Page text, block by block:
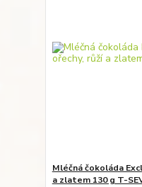
Mléčná čokoláda
a zlatem 130 g T-